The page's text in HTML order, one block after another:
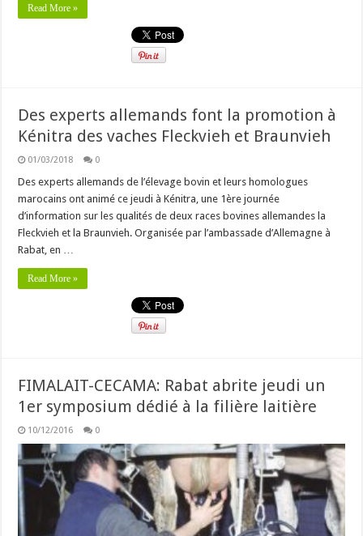
Read More »
Des experts allemands font la promotion à
Kénitra des vaches Fleckvieh et Braunvieh
01/03/2018 0
Des experts allemands de l’élevage bovin et leurs homologues
marocains ont animé ce jeudi à Kénitra, une 1ère journée
d’information sur les qualités de deux races bovines allemandes la
Fleckvieh et la Braunvieh. Organisée par l’ambassade d’Allemagne à
Rabat, en …
Read More »
FIMALAIT-CECAMA: Rabat abrite jeudi un
1er symposium dédié à la filière laitière
10/12/2016 0